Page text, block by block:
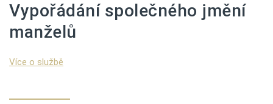
Vypořádání společného jmění
manželů
Více o službě